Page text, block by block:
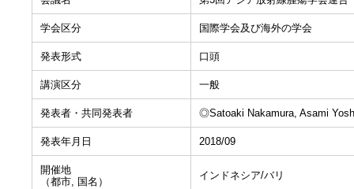
学会区分 国際学会及び海外の学会
発表形式 口頭
講演区分 一般
発表者・共同発表者 ◎Satoaki Nakamura, Asami
発表年月日 2018/09
開催地
（都市, 国名）
インドネシア/バリ